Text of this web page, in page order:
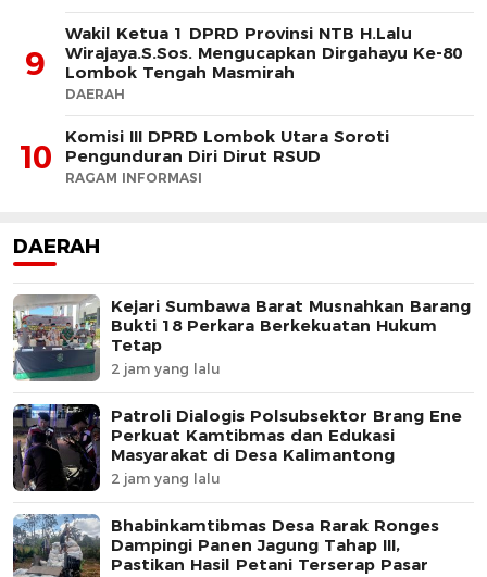
9
Wakil Ketua 1 DPRD Provinsi NTB H.Lalu
Wirajaya.S.Sos. Mengucapkan Dirgahayu Ke-80
Lombok Tengah Masmirah
DAERAH
10
Komisi III DPRD Lombok Utara Soroti
Pengunduran Diri Dirut RSUD
RAGAM INFORMASI
DAERAH
Kejari Sumbawa Barat Musnahkan Barang
Bukti 18 Perkara Berkekuatan Hukum
Tetap
2 jam yang lalu
Patroli Dialogis Polsubsektor Brang Ene
Perkuat Kamtibmas dan Edukasi
Masyarakat di Desa Kalimantong
2 jam yang lalu
Bhabinkamtibmas Desa Rarak Ronges
Dampingi Panen Jagung Tahap III,
Pastikan Hasil Petani Terserap Pasar